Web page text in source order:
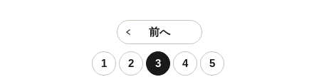
前へ
1 2 3 4 5